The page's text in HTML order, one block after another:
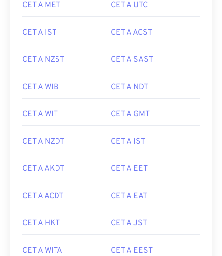
CET A MET CET A UTC
CET A IST CET A ACST
CET A NZST CET A SAST
CET A WIB CET A NDT
CET A WIT CET A GMT
CET A NZDT CET A IST
CET A AKDT CET A EET
CET A ACDT CET A EAT
CET A HKT CET A JST
CET A WITA CET A EEST